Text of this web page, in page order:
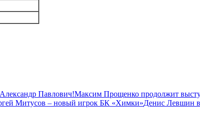
Павлович!Максим Прощенко продолжит
Митусов – новый игрок БК «Химки»Денис Левшин